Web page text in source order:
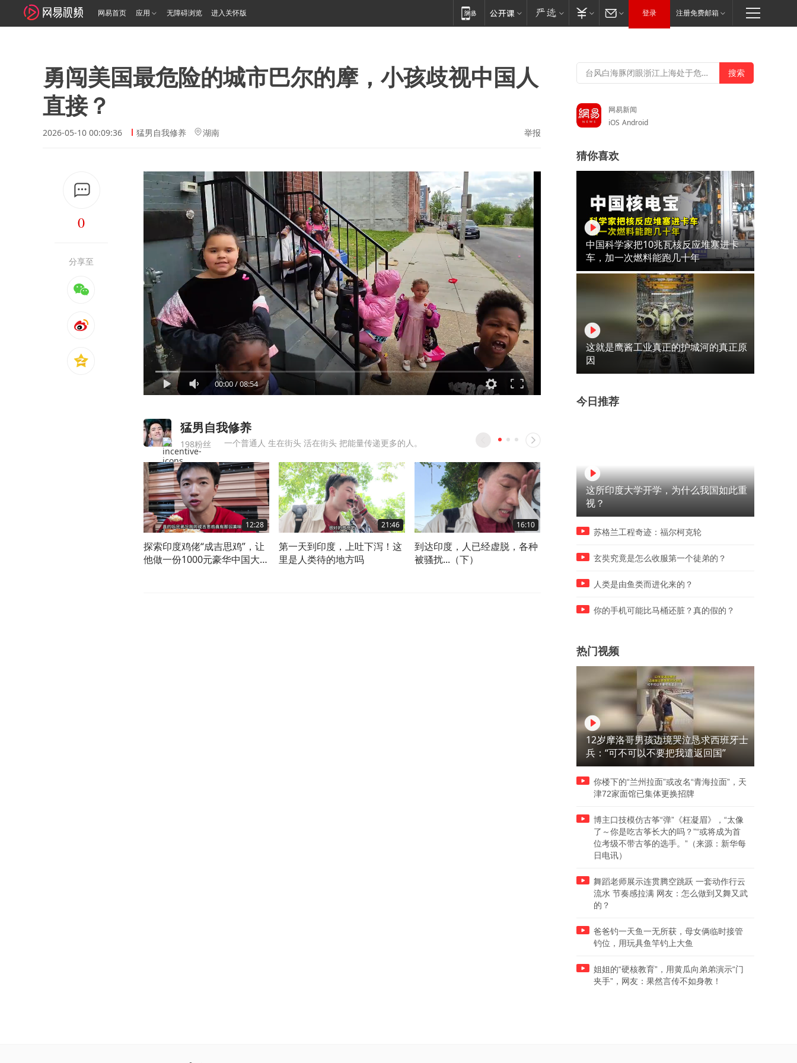
网易首页 应用 无障碍浏览 进入关怀版 登录 注册免费邮箱
勇闯美国最危险的城市巴尔的摩，小孩歧视中国人
直接？
2026-05-10 00:09:36 猛男自我修养 湖南 举报
0
分享至
00:00/08:54
猛男自我修养
198粉丝 一个普通人 生在街头 活在街头 把能量传递更多的人。
12:28
探索印度鸡佬“成吉思鸡”，让
他做一份1000元豪华中国大盘
21:46
第一天到印度，上吐下泻！这
里是人类待的地方吗
16:10
到达印度，人已经虚脱，各种
被骚扰...（下）
下9年，没有亲人，没有朋
城市，太好玩了
网易新闻
iOS Android
猜你喜欢
中国科学家把10兆瓦核反应堆塞进卡
车，加一次燃料能跑几十年
这就是鹰酱工业真正的护城河的真正原
因
今日推荐
这所印度大学开学，为什么我国如此重
视？
苏格兰工程奇迹：福尔柯克轮
玄奘究竟是怎么收服第一个徒弟的？
人类是由鱼类而进化来的？
你的手机可能比马桶还脏？真的假的？
热门视频
12岁摩洛哥男孩边境哭泣恳求西班牙士
兵：“可不可以不要把我遣返回国”
你楼下的“兰州拉面”或改名“青海拉面”，天
津72家面馆已集体更换招牌
博主口技模仿古筝“弹”《枉凝眉》，“太像
了～你是吃古筝长大的吗？”“或将成为首
位考级不带古筝的选手。”（来源：新华每
日电讯）
舞蹈老师展示连贯腾空跳跃 一套动作行云
流水 节奏感拉满 网友：怎么做到又舞又武
的？
爸爸钓一天鱼一无所获，母女俩临时接管
钓位，用玩具鱼竿钓上大鱼
姐姐的“硬核教育”，用黄瓜向弟弟演示“门
夹手”，网友：果然言传不如身教！